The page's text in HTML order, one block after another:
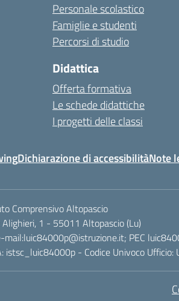
Personale scolastico
Famiglie e studenti
Percorsi di studio
Didattica
Offerta formativa
Le schede didattiche
I progetti delle classi
Dichiarazione di accessibilitàNote
Comprensivo Altopascio
Alighieri, 1 - 55011 Altopascio (Lu)
PEC
istsc_luic84000p - Codice Univoco Ufficio: